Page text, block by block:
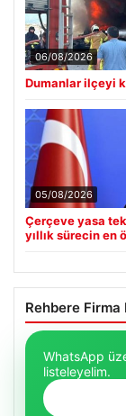
06/08/2026
Dumanlar ilçeyi
05/08/2026
Çerçeve yasa
yıllık sürecin en
Rehbere Firma
WhatsApp
listeleyelim.